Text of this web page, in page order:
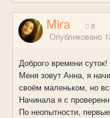
Mira 0
Опубликовано
Доброго времени суток!
Меня зовут Анна, я
своём маленьком, но
Начинала я с
По неопытности,